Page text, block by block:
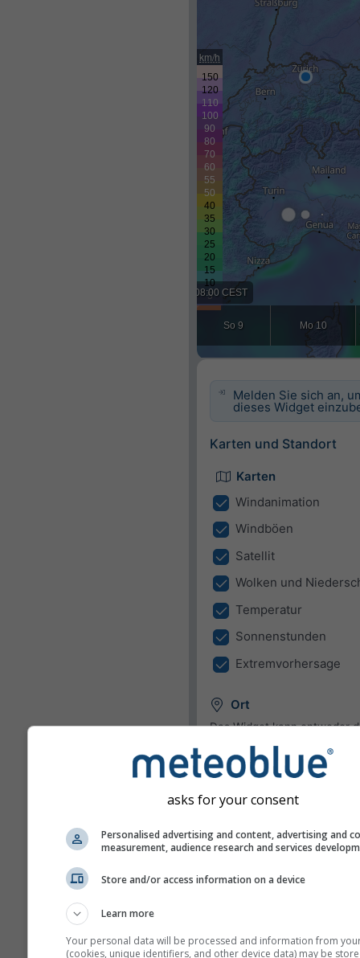
Melden Sie sich an,
dieses Widget
Karten und Standort
Karten
Windanimation
Windböen
Satellit
Wolken und
Temperatur
Sonnenstunden
Extremvorhersage
Ort
Das Widget kann entweder
Wetter für einen
anzeigen, oder den Ort jedes
bestimmen.
Ort des Benutzers
Temperatur
asks for your consent
Personalised advertising and content, advertising and
measurement, audience research and services
Store and/or access information on a device
Learn more
Your personal data will be processed and information from
(cookies, unique identifiers, and other device data) may be